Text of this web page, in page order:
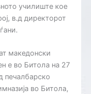
училиште кое
в.д директорот
македонски
е во Битола на 27
печалбарско
во Битола,